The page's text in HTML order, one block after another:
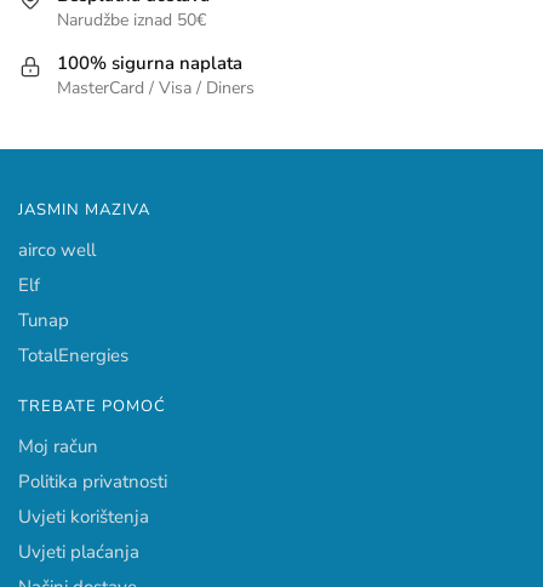
Narudžbe iznad 50€
100% sigurna naplata
MasterCard / Visa / Diners
JASMIN MAZIVA
airco well
Elf
Tunap
TotalEnergies
TREBATE POMOĆ
Moj račun
Politika privatnosti
Uvjeti korištenja
Uvjeti plaćanja